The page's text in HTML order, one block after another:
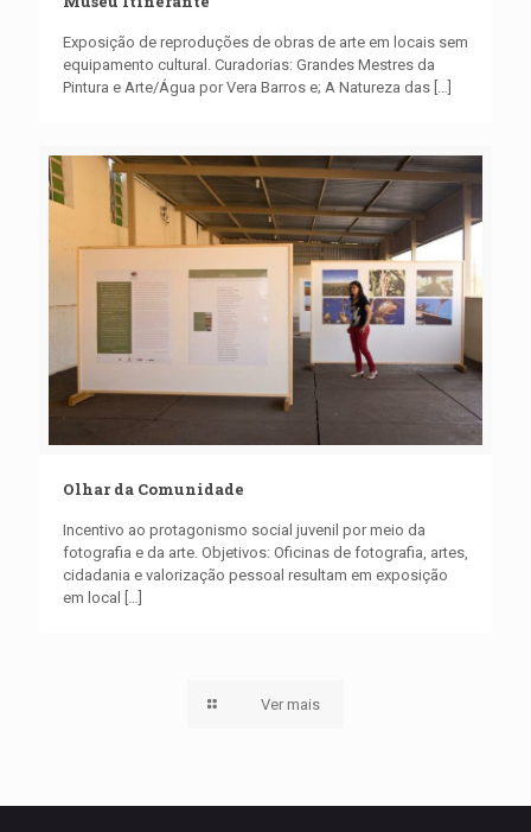
Exposição de reproduções de obras de arte em locais sem
equipamento cultural. Curadorias: Grandes Mestres da
Pintura e Arte/Água por Vera Barros e; A Natureza das […]
Olhar da Comunidade
Incentivo ao protagonismo social juvenil por meio da
fotografia e da arte. Objetivos: Oficinas de fotografia, artes,
cidadania e valorização pessoal resultam em exposição
em local
[…]
Ver mais